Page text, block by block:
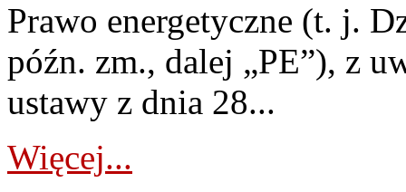
Prawo energetyczne (t. j.
późn. zm., dalej „PE”), z
ustawy z dnia 28...
Więcej...